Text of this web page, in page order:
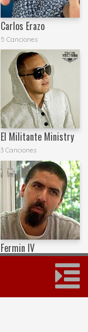
Carlos Erazo
5 Canciones
El Militante Ministry
3 Canciones
Fermin IV